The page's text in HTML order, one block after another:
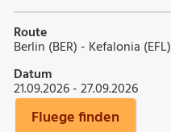
Route
Berlin (BER) - Kefalonia (EFL)
Datum
21.09.2026 - 27.09.2026
Fluege finden